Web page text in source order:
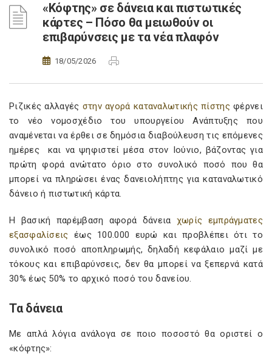
«Κόφτης» σε δάνεια και πιστωτικές
κάρτες – Πόσο θα μειωθούν οι
επιβαρύνσεις με τα νέα πλαφόν
18/05/2026
Ριζικές αλλαγές στην αγορά καταναλωτικής πίστηςφέρνει
το νέο νομοσχέδιο του υπουργείου Ανάπτυξης που
αναμένεται να έρθει σε δημόσια διαβούλευση τις επόμενες
ημέρες και να ψηφιστεί μέσα στον Ιούνιο, βάζοντας για
πρώτη φορά ανώτατο όριο στο συνολικό ποσό που θα
μπορεί να πληρώσει ένας δανειολήπτης για καταναλωτικό
δάνειο ή πιστωτική κάρτα.
Η βασική παρέμβαση αφορά δάνεια χωρίς εμπράγματες
εξασφαλίσεις έως 100.000 ευρώ και προβλέπει ότι το
συνολικό ποσό αποπληρωμής, δηλαδή κεφάλαιο μαζί με
τόκους και επιβαρύνσεις, δεν θα μπορεί να ξεπερνά κατά
30% έως 50% το αρχικό ποσό του δανείου.
Τα δάνεια
Με απλά λόγια ανάλογα σε πoιο ποσοστό θα οριστεί ο
«κόφτης»: